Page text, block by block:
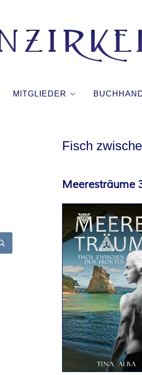
MITGLIEDER
Fisch
Meeresträume
Search